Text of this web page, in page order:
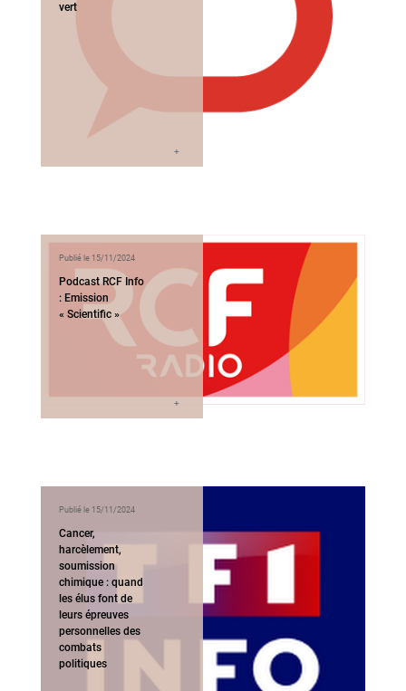
vert
Publié le 15/11/2024
Podcast RCF Info
: Emission
« Scientific »
Publié le 15/11/2024
Cancer,
harcèlement,
soumission
chimique : quand
les élus font de
leurs épreuves
personnelles des
combats
politiques